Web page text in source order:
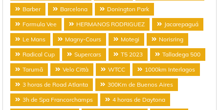
Barber Barcelona Donington Park
Formula Vee HERMANOS RODRIGUEZ Jacarepaguá
Le Mans Magny-Cours Motegi Norisring
Radical Cup Supercars T5 2023 Talladega 500
Tarumã Velo Città WTCC 1000km Interlagos
3 horas de Road Atlanta 300Km de Buenos Aires
3h de Spa Francorchamps 4 horas de Daytona